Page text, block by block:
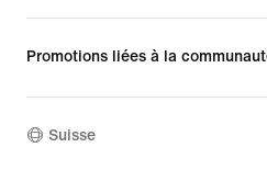
Promotions liées à la
Suisse